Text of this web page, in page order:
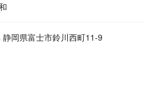
岡県富士市鈴川西町11-9